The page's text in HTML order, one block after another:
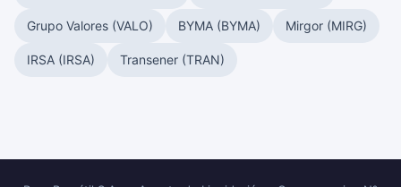
Grupo Valores (VALO) BYMA (BYMA) Mirgor (MIRG)
IRSA (IRSA) Transener (TRAN)